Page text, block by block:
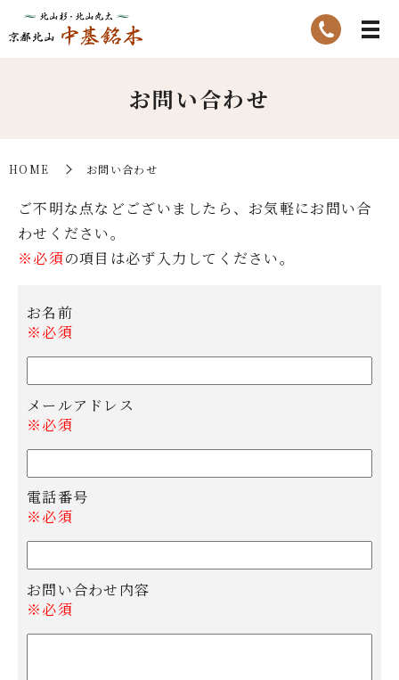
お問い合わせ
HOME お問い合わせ
ご不明な点などございましたら、お気軽にお問い合
わせください。
※必須の項目は必ず入力してください。
お名前
※必須
メールアドレス
※必須
電話番号
※必須
お問い合わせ内容
※必須